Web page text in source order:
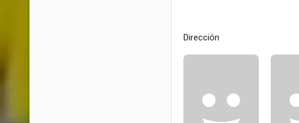
Dirección